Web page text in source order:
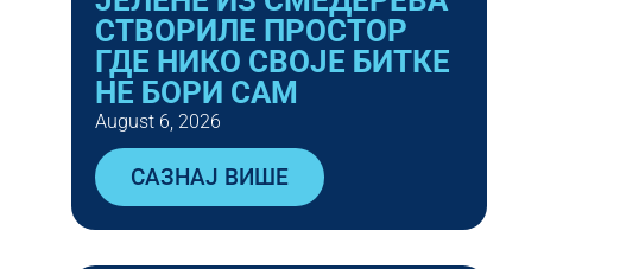
СТВОРИЛЕ ПРОСТОР
ГДЕ НИКО СВОЈЕ БИТКЕ
НЕ БОРИ САМ
August 6, 2026
САЗНАЈ ВИШЕ